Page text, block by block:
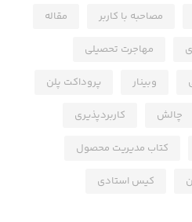
مصاحبه با کاربر مقاله
مهاجرت تحصیلی
وبینار پروداکت پلن
چالش کاربردپذیری
کتاب مدیریت محصول
کیس استادی